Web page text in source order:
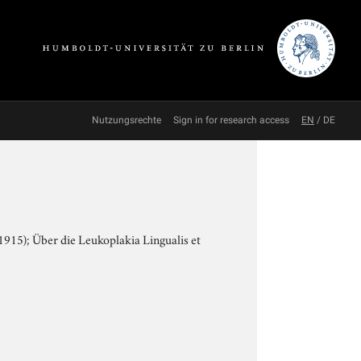
Nutzungsrechte Sign in for research access EN / DE
Über die Leukoplakia Lingualis et